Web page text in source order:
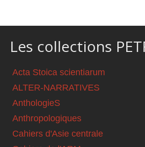
Les collections
Acta Stoica scientiarum
ALTER-NARRATIVES
AnthologieS
Anthropologiques
Cahiers d'Asie centrale